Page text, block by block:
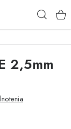
2,5mm